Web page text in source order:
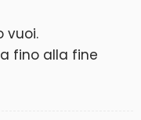
vuoi.
fino alla fine